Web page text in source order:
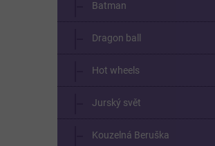
Batman
Dragon ball
Hot wheels
Jurský svět
Kouzelná Beruška